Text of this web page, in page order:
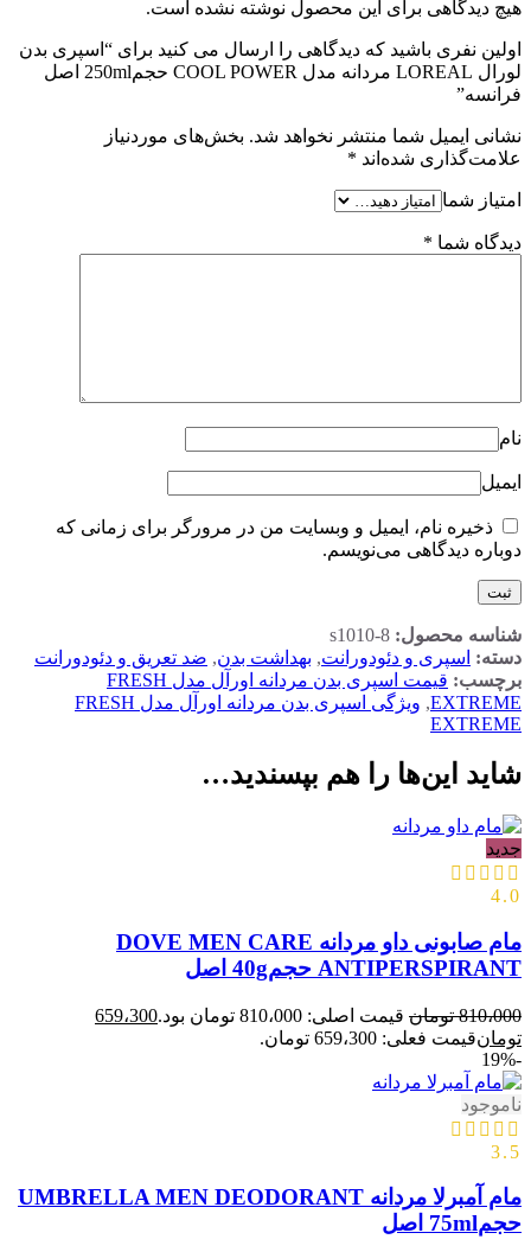
هیچ دیدگاهی برای این محصول نوشته نشده است.
اولین نفری باشید که دیدگاهی را ارسال می کنید برای “اسپری بدن
لورال LOREAL مردانه مدل COOL POWER حجم250ml اصل
فرانسه”
نشانی ایمیل شما منتشر نخواهد شد. بخش‌های موردنیاز
علامت‌گذاری شده‌اند *
امتیاز شما
دیدگاه شما *
نام
ایمیل
ذخیره نام، ایمیل و وبسایت من در مرورگر برای زمانی که
دوباره دیدگاهی می‌نویسم.
شناسه محصول: s1010-8
دسته: اسپری و دئودورانت, بهداشت بدن, ضد تعریق و دئودورانت
برچسب:
قیمت اسپری بدن مردانه اورآل مدل FRESH
EXTREME
,
ویژگی اسپری بدن مردانه اورآل مدل FRESH
EXTREME
شاید این‌ها را هم بپسندید…
جدید
4.0
مام صابونی داو مردانه DOVE MEN CARE
ANTIPERSPIRANT حجم40g اصل
810،000 تومان قیمت اصلی: 810،000 تومان بود.
659،300
تومانقیمت فعلی: 659،300 تومان.
-19%
ناموجود
3.5
مام آمبرلا مردانه UMBRELLA MEN DEODORANT
حجم75ml اصل